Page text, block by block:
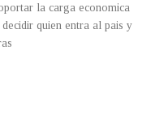
la carga economica
quien entra al pais y